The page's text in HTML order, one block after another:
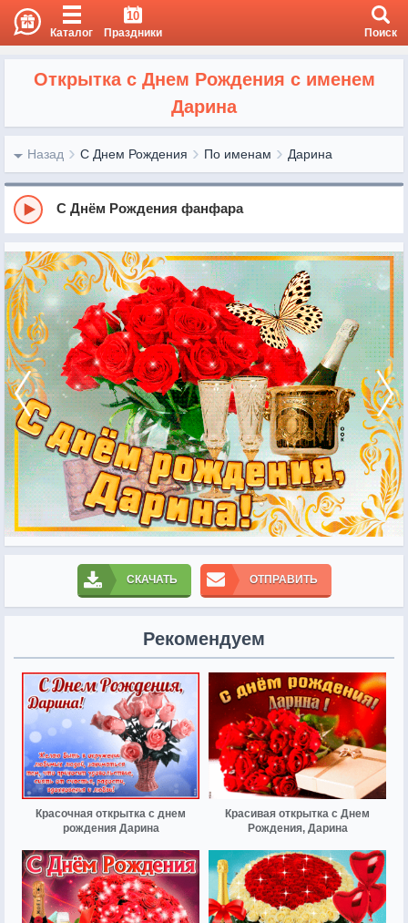
Каталог
10
Праздники Поиск
Открытка с Днем Рождения с именем
Дарина
Назад С Днем Рождения По именам Дарина
С Днём Рождения фанфара
СКАЧАТЬ ОТПРАВИТЬ
Рекомендуем
Красочная открытка с днем
рождения Дарина
Красивая открытка с Днем
Рождения, Дарина